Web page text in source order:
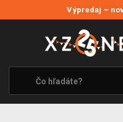
Výpredaj –
VÝPREDAJ
VIDEOHRY
XZONE ORIGINALS
TEMATIKY